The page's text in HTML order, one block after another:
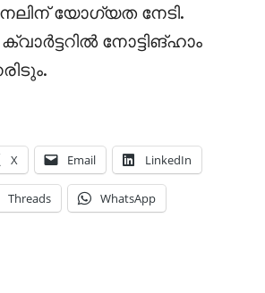
യോഗ്യത നേടി.
നോട്ടിങ്ഹാം
X Email LinkedIn
Threads WhatsApp